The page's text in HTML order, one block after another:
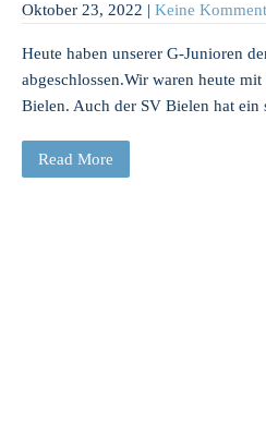
Oktober 23, 2022 | Keine
Heute haben unserer G-Junioren
abgeschlossen.Wir waren heute
Bielen. Auch der SV Bielen hat ein
Read More